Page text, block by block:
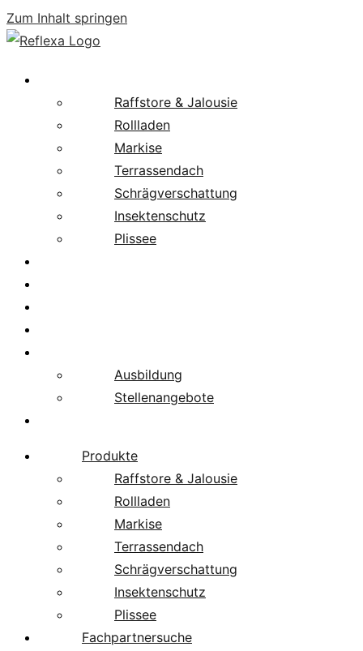
Zum Inhalt springen
Raffstore & Jalousie
Rollladen
Markise
Terrassendach
Schrägverschattung
Insektenschutz
Plissee
Ausbildung
Stellenangebote
Produkte
Raffstore & Jalousie
Rollladen
Markise
Terrassendach
Schrägverschattung
Insektenschutz
Plissee
Fachpartnersuche